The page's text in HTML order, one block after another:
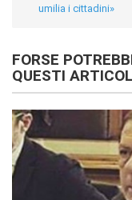
umilia i cittadini»
FORSE
QUESTI